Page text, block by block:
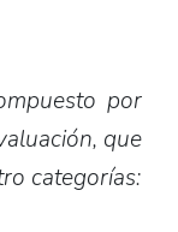
por
que
categorías: